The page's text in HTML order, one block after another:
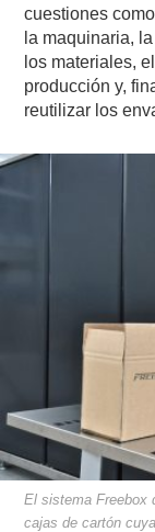
cuestiones
la maquinaria,
los materiales,
producción y,
reutilizar los
El sistema Freebox
cajas de cartón